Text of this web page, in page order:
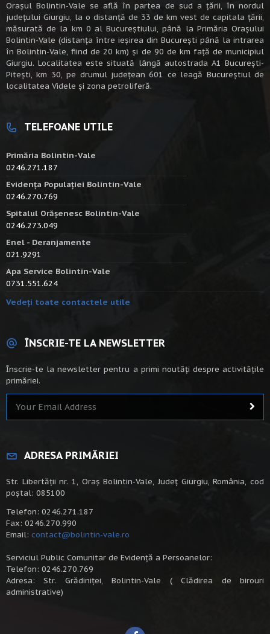
Oraşul Bolintin-Vale se află în partea de sud a ţării, în nordul
judeţului Giurgiu, la o distanţă de 33 de km vest de capitala țării,
măsurată de la km 0 al Bucureștiului, până la Primăria Orașului
Bolintin-Vale (distanța între ieșirea din București până la intrarea
în Bolintin-Vale, fiind de 20 km) şi de 90 de km faţă de municipiul
Giurgiu. Localitatea este situată lângă autostrada A1 Bucureşti-
Piteşti, km 30, pe drumul judeţean 601 ce leagă Bucureştiul de
localitatea Videle şi zona petroliferă.
TELEFOANE UTILE
Primăria Bolintin-Vale
0246.271.187
Evidența Populației Bolintin-Vale
0246.270.769
Spitalul Orășenesc Bolintin-Vale
0246.273.049
Enel - Deranjamente
021.9291
Apa Service Bolintin-Vale
0731.551.624
Vedeți toate contactele utile
ÎNSCRIE-TE LA NEWSLETTER
Înscrie-te la newsletter pentru a primi noutăți despre activitățile
primăriei.
ADRESA PRIMĂRIEI
Str. Libertății nr. 1, Oraș Bolintin-Vale, Județ Giurgiu, România, cod
poștal: 085100
Telefon: 0246.271.187
Fax: 0246.270.990
Email: contact@bolintin-vale.ro
Serviciul Public Comunitar de Evidență a Persoanelor:
Telefon: 0246.270.769
Adresa: Str. Grădiniței, Bolintin-Vale ( Clădirea de birouri
administrative)